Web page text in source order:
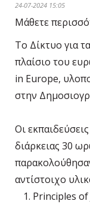
24-07-2024 15:05
Μάθετε
Το Δίκτυο για
πλαίσιο του
in Europe,
στην
Οι
διάρκειας 30
αντίστοιχο
Principles